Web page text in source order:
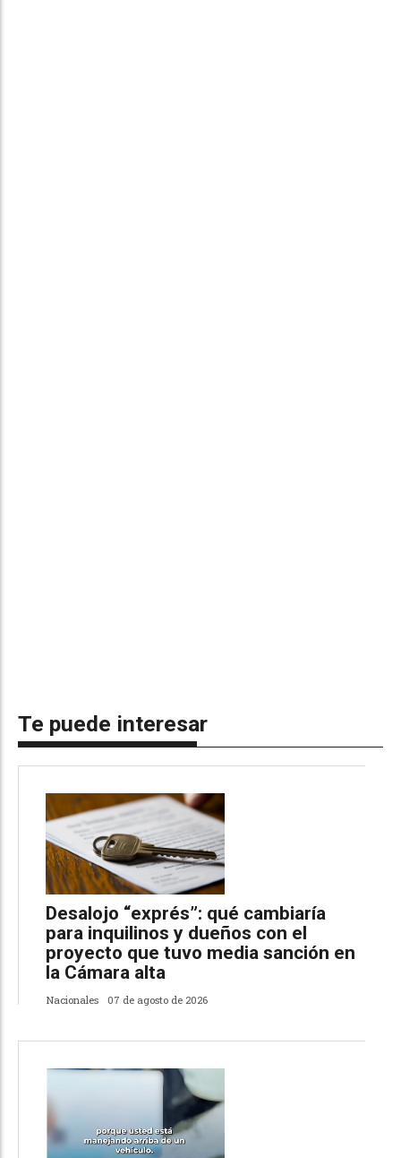
Te puede interesar
Desalojo “exprés”: qué cambiaría
para inquilinos y dueños con el
proyecto que tuvo media sanción en
la Cámara alta
Nacionales 07 de agosto de 2026